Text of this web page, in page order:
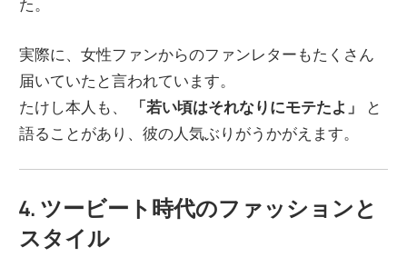
た。
実際に、女性ファンからのファンレターもたくさん
届いていたと言われています。
たけし本人も、
「若い頃はそれなりにモテたよ」
と
語ることがあり、彼の人気ぶりがうかがえます。
4. ツービート時代のファッションと
スタイル